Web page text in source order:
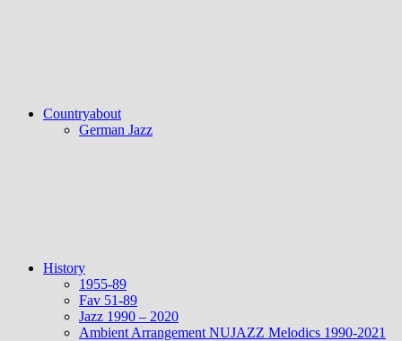
Countryabout
German Jazz
History
1955-89
Fav 51-89
Jazz 1990 – 2020
Ambient Arrangement NUJAZZ Melodics 1990-2021